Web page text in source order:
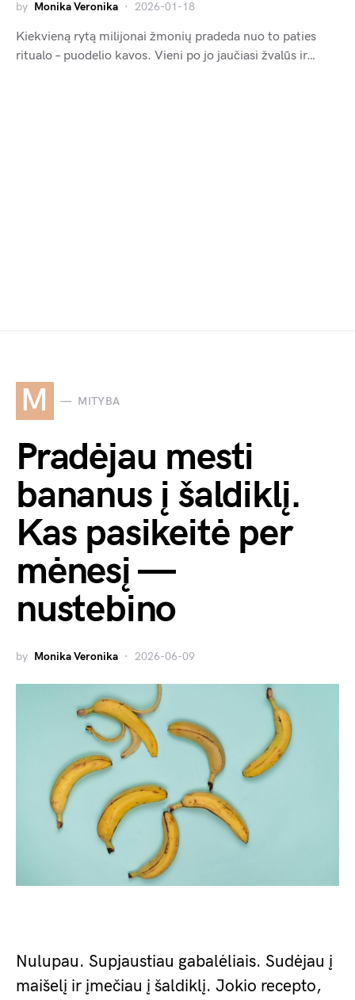
by Monika Veronika 2026-01-18
Kiekvieną rytą milijonai žmonių pradeda nuo to paties
ritualo – puodelio kavos. Vieni po jo jaučiasi žvalūs ir…
M MITYBA
Pradėjau mesti
bananus į šaldiklį.
Kas pasikeitė per
mėnesį —
nustebino
by Monika Veronika 2026-06-09
Nulupau. Supjaustiau gabalėliais. Sudėjau į
maišelį ir įmečiau į šaldiklį. Jokio recepto,